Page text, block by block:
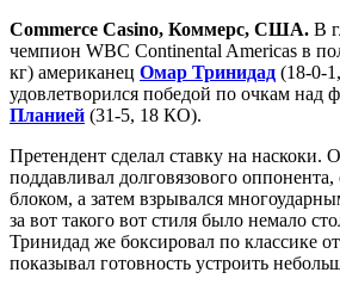
Commerce Casino, Коммерс, США. В
чемпион WBC Continental Americas в
кг) американец Омар Тринидад (18-0-
удовлетворился победой по очкам над
Планией (31-5, 18 КО).
Претендент сделал ставку на наскоки.
поддавливал долговязового оппонента,
блоком, а затем взрывался
за вот такого вот стиля было немало
Тринидад же боксировал по классике
показывал готовность устроить